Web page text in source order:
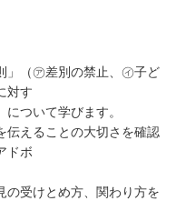
（㋐差別の禁止、㋑子ど
対す
ついて学びます。
えることの大切さを確認
ドボ
受けとめ方、関わり方を